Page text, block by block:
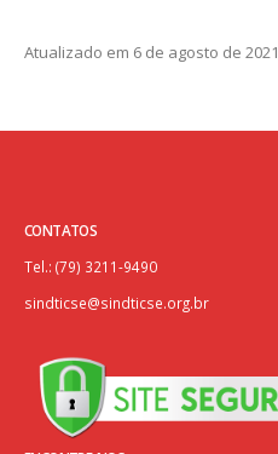
Atualizado em 6 de agosto de 2021
CONTATOS
Tel.: (79) 3211-9490
sindticse@sindticse.org.br